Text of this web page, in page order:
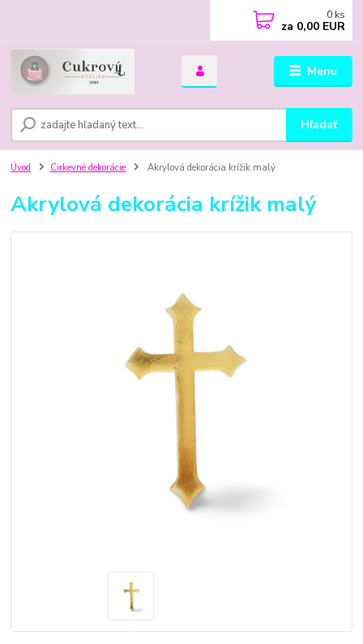
Menu
Hľadať
0 ks
za 0,00 EUR
Úvod Cirkevné dekorácie Akrylová dekorácia krížik malý
Akrylová dekorácia krížik malý